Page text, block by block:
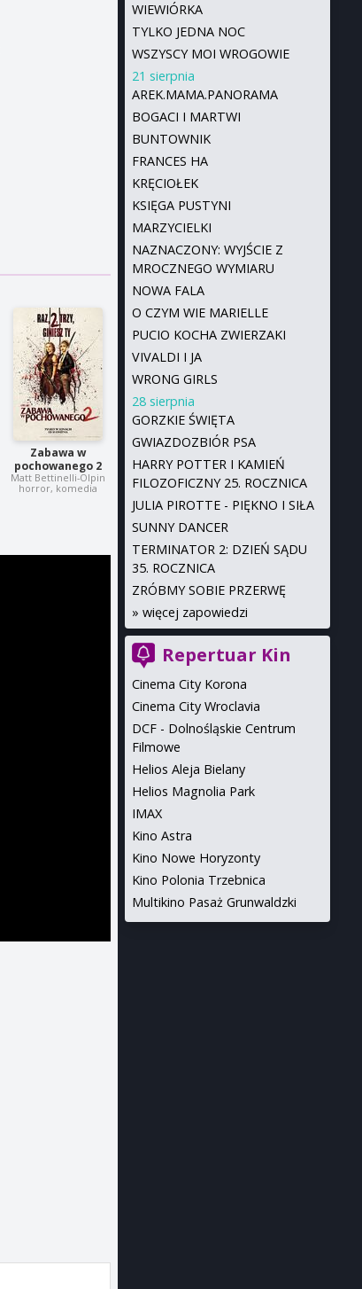
Zabawa w
pochowanego 2
Matt Bettinelli-Olpin
horror, komedia
WIEWIÓRKA
TYLKO JEDNA NOC
WSZYSCY MOI WROGOWIE
21 sierpnia
AREK.MAMA.PANORAMA
BOGACI I MARTWI
BUNTOWNIK
FRANCES HA
KRĘCIOŁEK
KSIĘGA PUSTYNI
MARZYCIELKI
NAZNACZONY: WYJŚCIE Z
MROCZNEGO WYMIARU
NOWA FALA
O CZYM WIE MARIELLE
PUCIO KOCHA ZWIERZAKI
VIVALDI I JA
WRONG GIRLS
28 sierpnia
GORZKIE ŚWIĘTA
GWIAZDOZBIÓR PSA
HARRY POTTER I KAMIEŃ
FILOZOFICZNY 25. ROCZNICA
JULIA PIROTTE - PIĘKNO I SIŁA
SUNNY DANCER
TERMINATOR 2: DZIEŃ SĄDU
35. ROCZNICA
ZRÓBMY SOBIE PRZERWĘ
» więcej zapowiedzi
Repertuar Kin
Cinema City Korona
Cinema City Wroclavia
DCF - Dolnośląskie Centrum
Filmowe
Helios Aleja Bielany
Helios Magnolia Park
IMAX
Kino Astra
Kino Nowe Horyzonty
Kino Polonia Trzebnica
Multikino Pasaż Grunwaldzki